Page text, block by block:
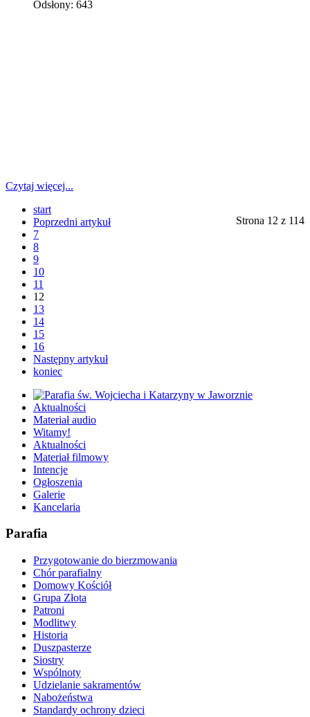
Odsłony: 643
Czytaj więcej...
Strona 12 z 114
start
Poprzedni artykuł
7
8
9
10
11
12
13
14
15
16
Następny artykuł
koniec
Aktualności
Materiał audio
Witamy!
Aktualności
Materiał filmowy
Intencje
Ogłoszenia
Galerie
Kancelaria
Parafia
Przygotowanie do bierzmowania
Chór parafialny
Domowy Kościół
Grupa Złota
Patroni
Modlitwy
Historia
Duszpasterze
Siostry
Wspólnoty
Udzielanie sakramentów
Nabożeństwa
Standardy ochrony dzieci